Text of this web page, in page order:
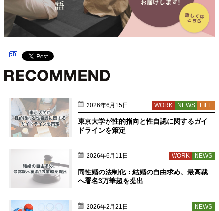
2026年6月15日 LIFE
NEWS
WORK
東京大学が性的指向と性自認に関するガイ
ドラインを策定
2026年6月11日 NEWS
WORK
同性婚の法制化：結婚の自由求め、最高裁
へ署名3万筆超を提出
2026年2月21日 NEWS